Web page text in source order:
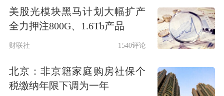
务品牌，美孚1号车养护战绩斐然。相
关数据显示，截至今年一季度，其在网
臻选店数量突破1300家，覆盖全国251
座城市；在网门店营业额与进店台次双
双实现10%以上的同比增长；超过一半
美股光模块黑马计划大幅扩产
全力押注800G、1.6Tb产品
财联社 1540评论
北京：非京籍家庭购房社保个
税缴纳年限下调为一年